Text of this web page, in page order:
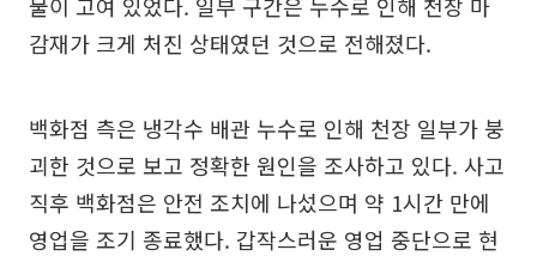
감재가 크게 처진 상태였던 것으로 전해졌다.
백화점 측은 냉각수 배관 누수로 인해 천장 일부가 붕
괴한 것으로 보고 정확한 원인을 조사하고 있다. 사고
직후 백화점은 안전 조치에 나섰으며 약 1시간 만에
영업을 조기 종료했다. 갑작스러운 영업 중단으로 현